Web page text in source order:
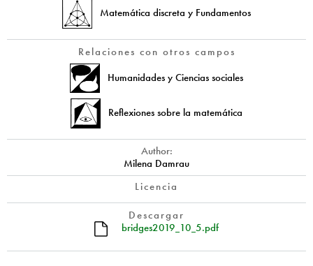
Matemática discreta y Fundamentos
Relaciones con otros campos
Humanidades y Ciencias sociales
Reflexiones sobre la matemática
Author:
Milena Damrau
Licencia
Descargar
bridges2019_10_5.pdf